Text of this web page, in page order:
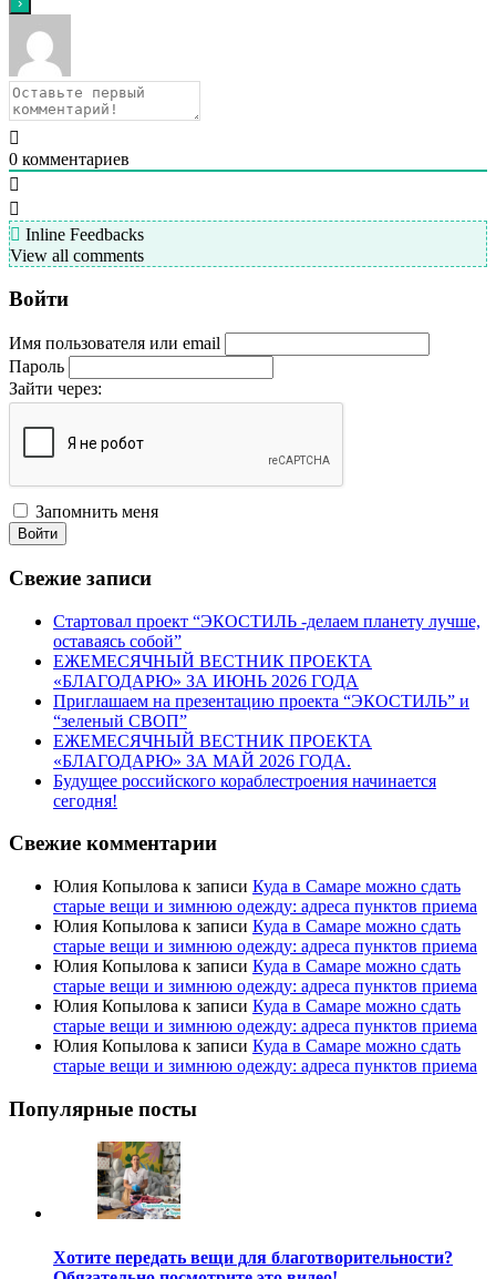
0 комментариев
Inline Feedbacks
View all comments
Войти
Имя пользователя или email
Пароль
Зайти через:
Запомнить меня
Войти
Свежие записи
Стартовал проект “ЭКОСТИЛЬ -делаем планету лучше,
оставаясь собой”
ЕЖЕМЕСЯЧНЫЙ ВЕСТНИК ПРОЕКТА
«БЛАГОДАРЮ» ЗА ИЮНЬ 2026 ГОДА
Приглашаем на презентацию проекта “ЭКОСТИЛЬ” и
“зеленый СВОП”
ЕЖЕМЕСЯЧНЫЙ ВЕСТНИК ПРОЕКТА
«БЛАГОДАРЮ» ЗА МАЙ 2026 ГОДА.
Будущее российского кораблестроения начинается
сегодня!
Свежие комментарии
Юлия Копылова к записи Куда в Самаре можно сдать
старые вещи и зимнюю одежду: адреса пунктов приема
Юлия Копылова к записи Куда в Самаре можно сдать
старые вещи и зимнюю одежду: адреса пунктов приема
Юлия Копылова к записи Куда в Самаре можно сдать
старые вещи и зимнюю одежду: адреса пунктов приема
Юлия Копылова к записи Куда в Самаре можно сдать
старые вещи и зимнюю одежду: адреса пунктов приема
Юлия Копылова к записи Куда в Самаре можно сдать
старые вещи и зимнюю одежду: адреса пунктов приема
Популярные посты
Хотите передать вещи для благотворительности?